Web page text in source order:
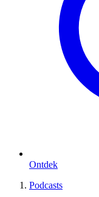
Ontdek
Podcasts